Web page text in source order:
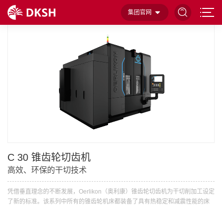
集团官网
首页 锥齿轮加工
C 30 锥齿轮切齿机
高效、环保的干切技术
凭借垂直理念的不断发展，Oerlikon（奥利康）锥齿轮切齿机为干切削加工设定
了新的标准。该系列中所有的锥齿轮机床都装备了具有热稳定和减震性能的床